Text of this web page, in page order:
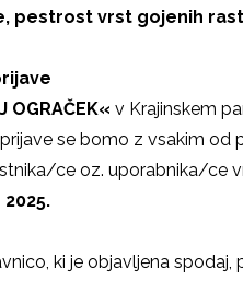
pestrost vrst gojenih
OGRAČEK« v Krajinskem
se bomo z vsakim od
ce oz. uporabnika/ce
ki je objavljena spodaj,